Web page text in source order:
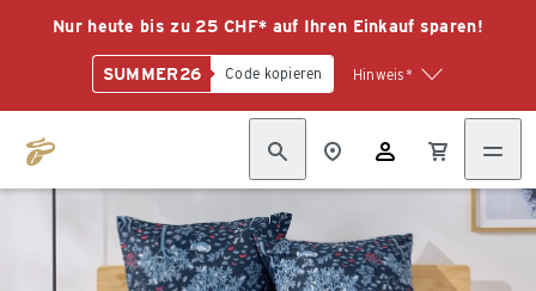
Nur heute bis zu 25 CHF* auf Ihren Einkauf sparen!
SUMMER26 Code kopieren Hinweis*